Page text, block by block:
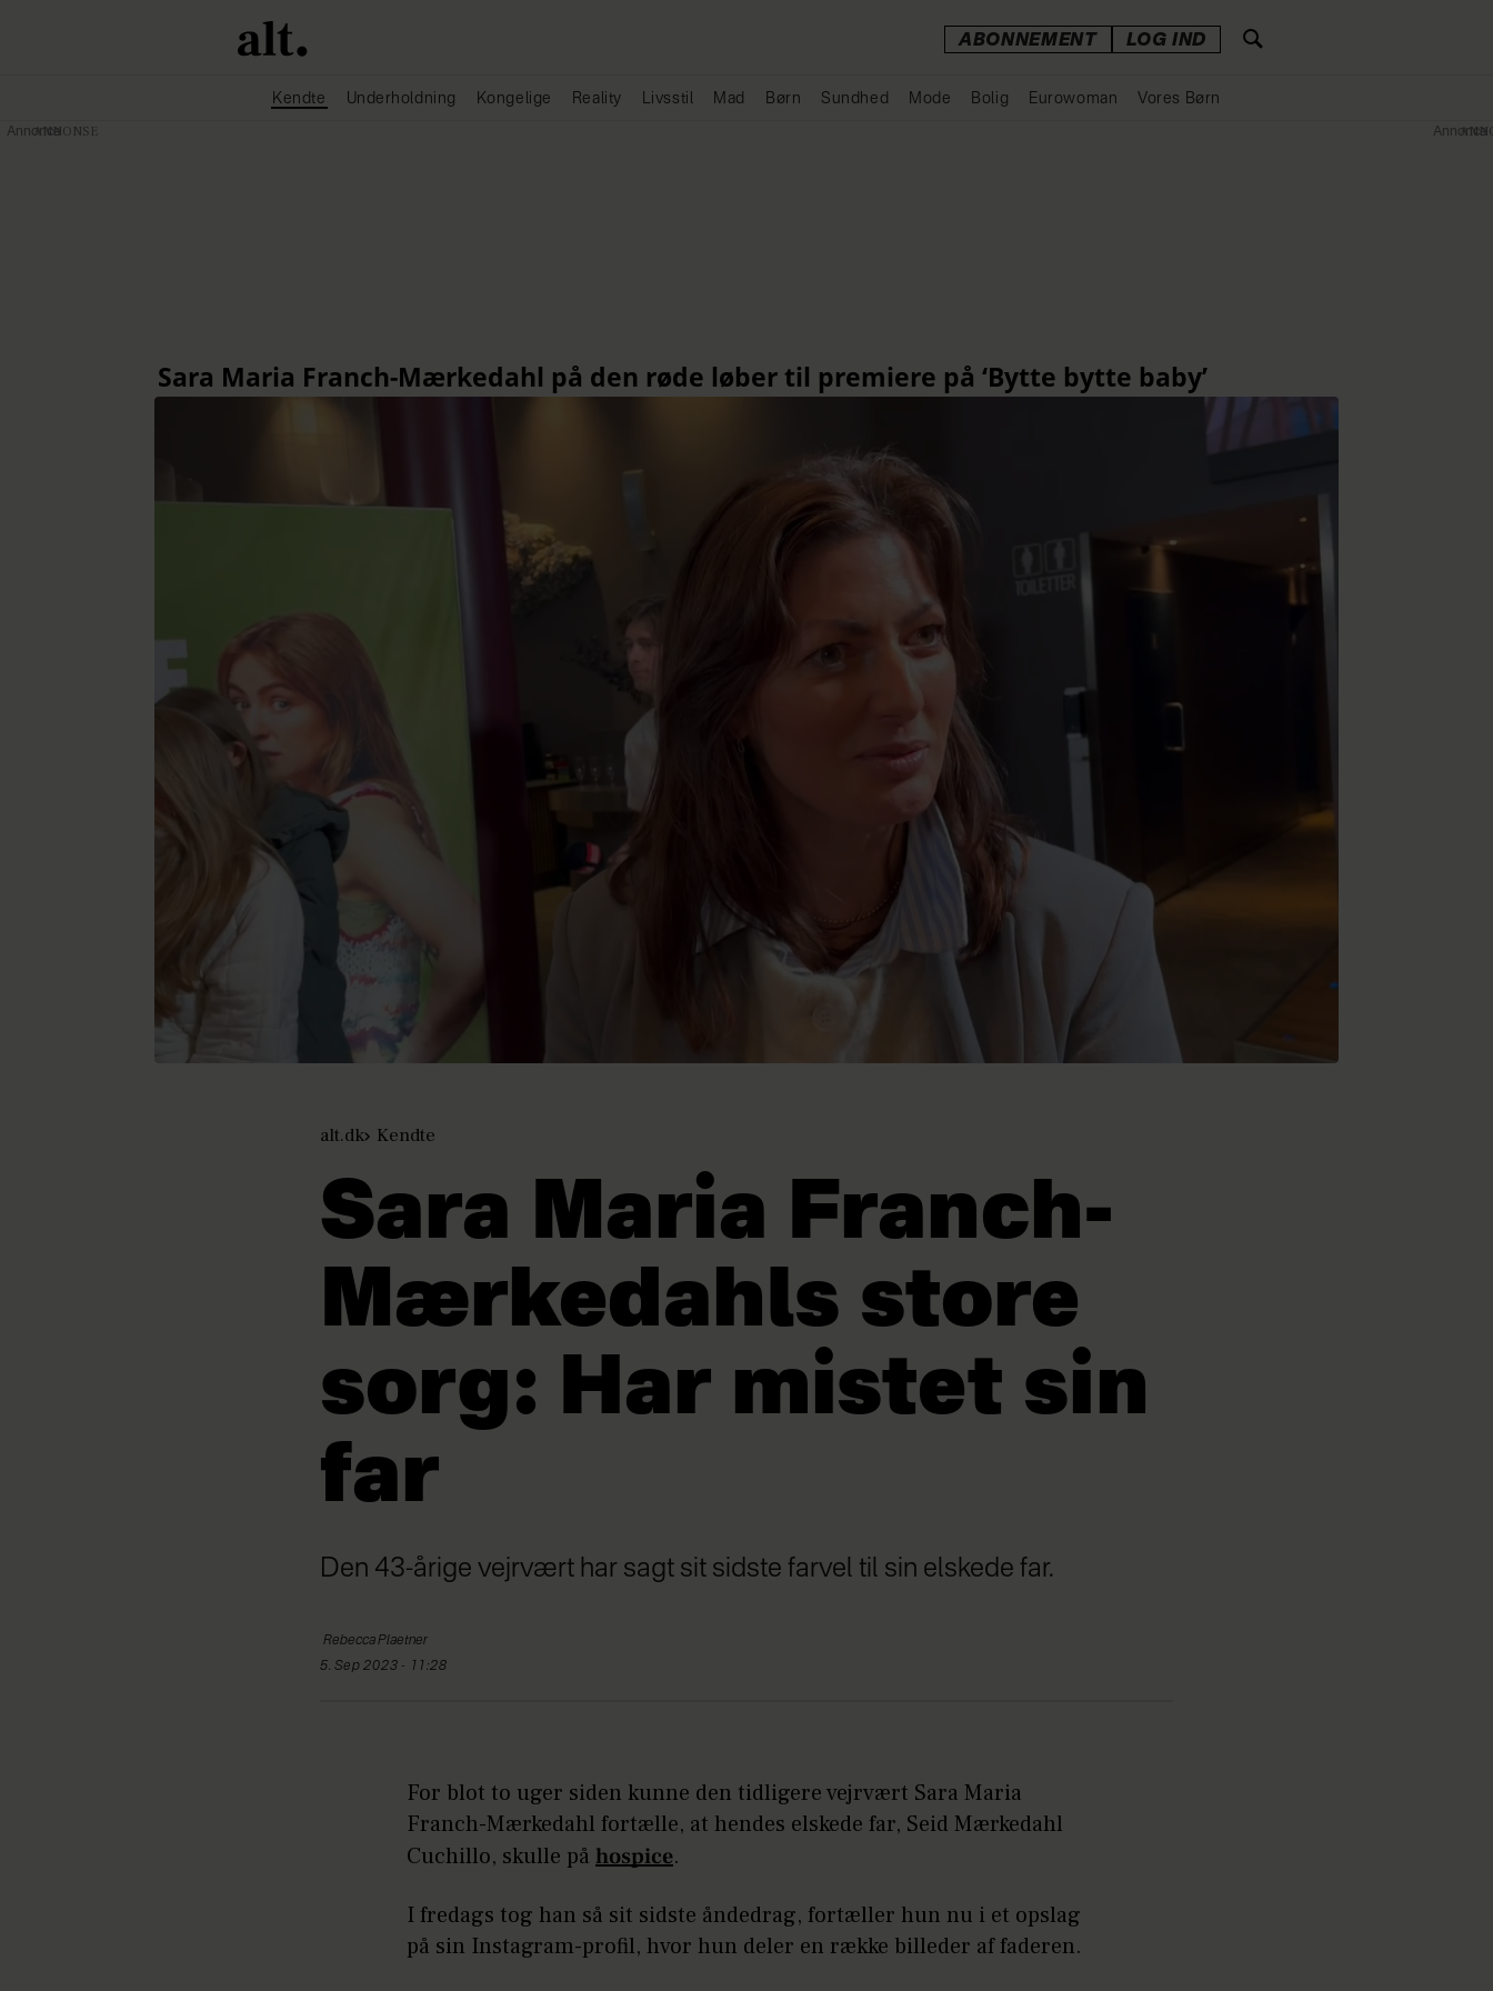
ABONNEMENT LOG IND
Kendte Underholdning Kongelige Reality Livsstil Mad Børn Sundhed Mode Bolig Eurowoman Vores Børn
alt.dk Kendte
Sara Maria Franch-
Mærkedahls store
sorg: Har mistet sin
far
Den 43-årige vejrvært har sagt sit sidste farvel til sin elskede far.
RebeccaPlaetner
5. Sep 2023 - 11:28
For blot to uger siden kunne den tidligere vejrvært Sara Maria
Franch-Mærkedahl fortælle, at hendes elskede far, Seid Mærkedahl
Cuchillo, skulle på hospice.
I fredags tog han så sit sidste åndedrag, fortæller hun nu i et opslag
på sin Instagram-profil, hvor hun deler en række billeder af faderen.
Annonce Annonce